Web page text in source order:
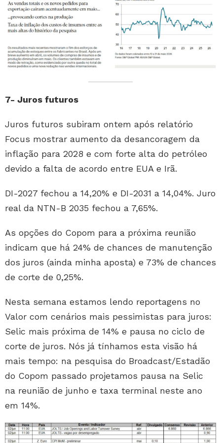
7- Juros futuros
Juros futuros subiram ontem após relatório
Focus mostrar aumento da desancoragem da
inflação para 2028 e com forte alta do petróleo
devido a falta de acordo entre EUA e Irã.
DI-2027 fechou a 14,20% e DI-2031 a 14,04%. Juro
real da NTN-B 2035 fechou a 7,65%.
As opções do Copom para a próxima reunião
indicam que há 24% de chances de manutenção
dos juros (ainda minha aposta) e 73% de chances
de corte de 0,25%.
Nesta semana estamos lendo reportagens no
Valor com cenários mais pessimistas para juros:
Selic mais próxima de 14% e pausa no ciclo de
corte de juros. Nós já tínhamos esta visão há
mais tempo: na pesquisa do Broadcast/Estadão
do Copom passado projetamos pausa na Selic
na reunião de junho e taxa terminal neste ano
em 14%.